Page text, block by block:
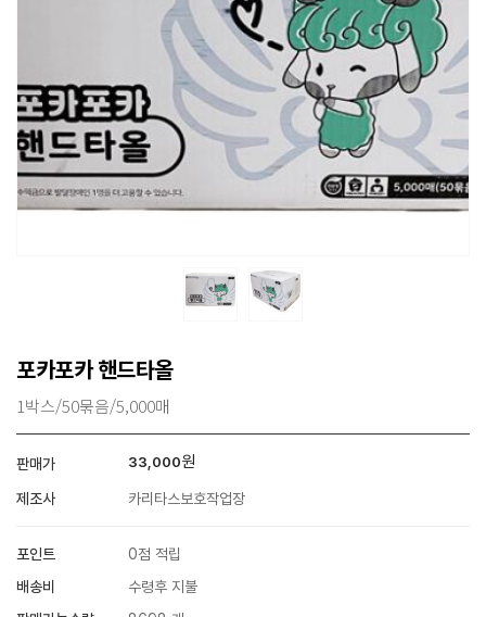
포카포카 핸드타올
1박스/50묶음/5,000매
판매가 33,000원
제조사 카리타스보호작업장
포인트
0점 적립
배송비
수령후 지불